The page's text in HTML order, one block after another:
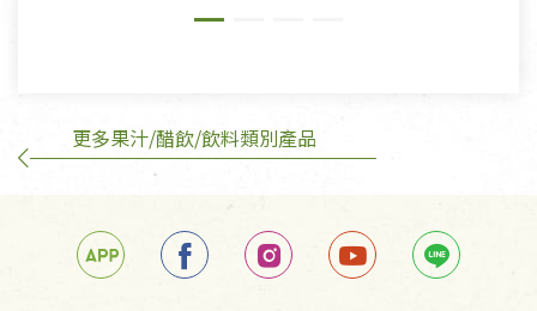
訂購手抄稿退貨需知：
手抄稿進行退貨時，請務必保持原包裝方式及使用原
若未保持原包裝方式或未使用原箱退回，導致書籍有
任何折損、磨損、污損或凹角，將不接受退貨，也不
更多果汁/醋飲/飲料類別產品